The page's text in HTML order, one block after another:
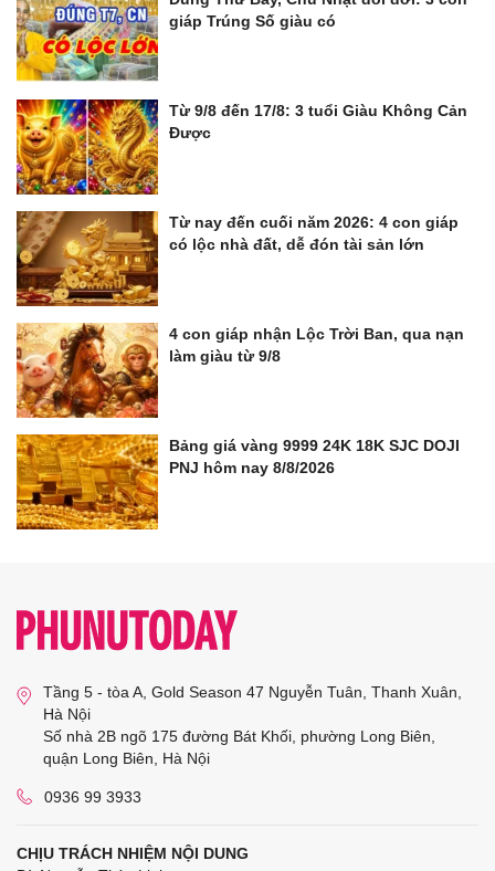
giáp Trúng Số giàu có
Từ 9/8 đến 17/8: 3 tuổi Giàu Không Cản
Được
Từ nay đến cuối năm 2026: 4 con giáp
có lộc nhà đất, dễ đón tài sản lớn
4 con giáp nhận Lộc Trời Ban, qua nạn
làm giàu từ 9/8
Bảng giá vàng 9999 24K 18K SJC DOJI
PNJ hôm nay 8/8/2026
Tầng 5 - tòa A, Gold Season 47 Nguyễn Tuân, Thanh Xuân,
Hà Nội
Số nhà 2B ngõ 175 đường Bát Khối, phường Long Biên,
quận Long Biên, Hà Nội
0936 99 3933
CHỊU TRÁCH NHIỆM NỘI DUNG